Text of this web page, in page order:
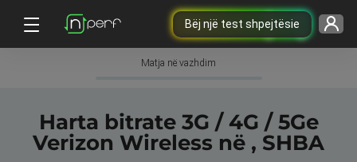
Bëj një test shpejtësie
Matja në vazhdim
Harta bitrate 3G / 4G / 5Ge
Verizon Wireless në , SHBA